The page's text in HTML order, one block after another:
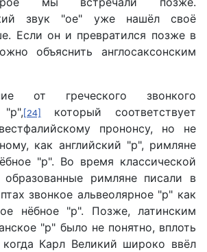
звук "oe" уже нашёл своё
Если он и превратился позже в
объяснить англосаксонским
от греческого звонкого
"р", [24]
который соответствует
прононсу, но не
как английский "р", римляне
"р". Во время классической
римляне писали в
звонкое альвеолярное "р" как
нёбное "р". Позже, латинским
"р" было не понятно, вплоть
Карл Великий широко ввёл